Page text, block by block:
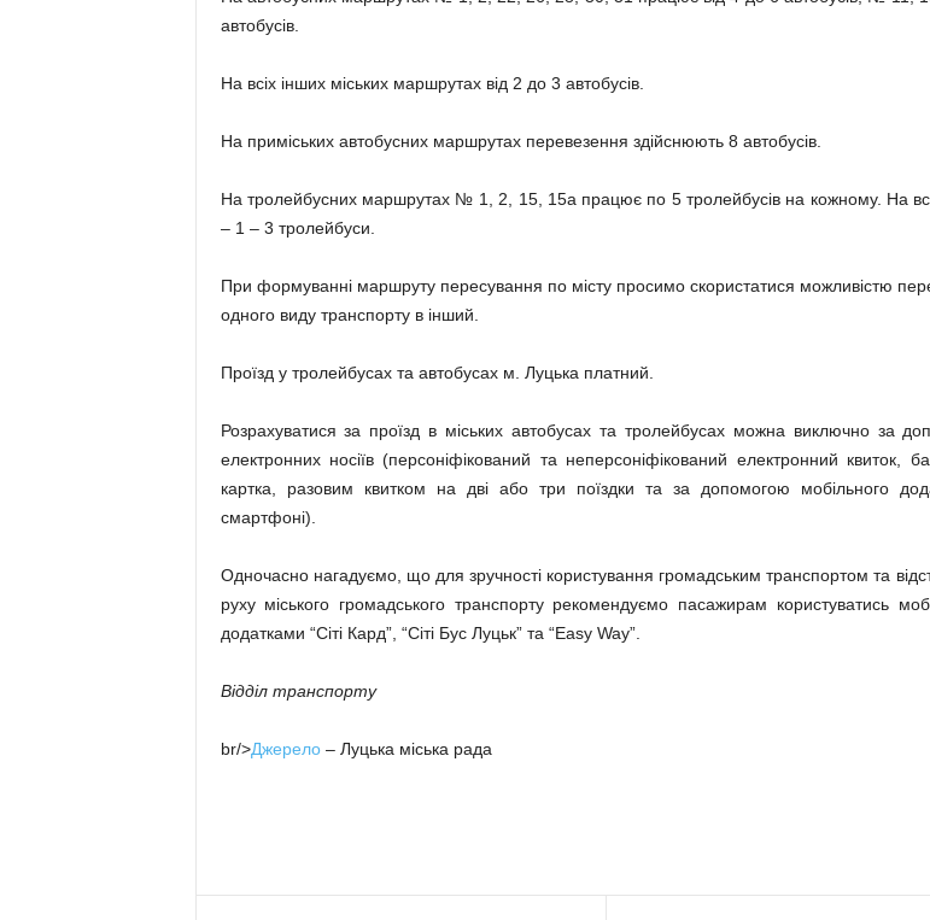
автобусів.
На всіх інших міських маршрутах від 2 до 3 автобусів.
На приміських автобусних маршрутах перевезення здійснюють 8 автобусів.
На тролейбусних маршрутах № 1, 2, 15, 15а працює по 5 тролейбусів на кожному. На
– 1 – 3 тролейбуси.
При формуванні маршруту пересування по місту просимо скористатися можливістю
одного виду транспорту в інший.
Проїзд у тролейбусах та автобусах м. Луцька платний.
Розрахуватися за проїзд в міських автобусах та тролейбусах можна виключно за
електронних носіїв (персоніфікований та неперсоніфікований електронний квиток,
картка, разовим квитком на дві або три поїздки та за допомогою мобільного
смартфоні).
Одночасно нагадуємо, що для зручності користування громадським транспортом та
руху міського громадського транспорту рекомендуємо пасажирам користуватись
додатками “Сіті Кард”, “Сіті Бус Луцьк” та “Easy Way”.
Відділ транспорту
br/>Джерело– Луцька міська рада